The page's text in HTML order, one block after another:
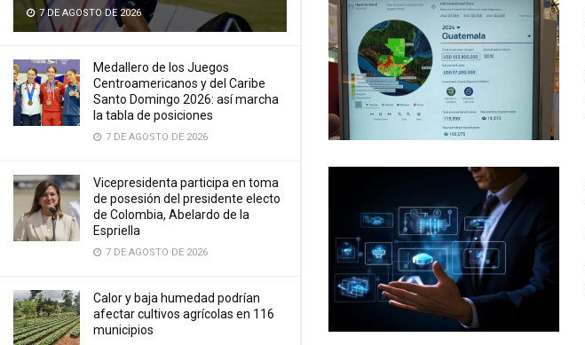
7 DE AGOSTO DE 2026
Medallero de los Juegos
Centroamericanos y del Caribe
Santo Domingo 2026: así marcha
la tabla de posiciones
7 DE AGOSTO DE 2026
Vicepresidenta participa en toma
de posesión del presidente electo
de Colombia, Abelardo de la
Espriella
7 DE AGOSTO DE 2026
Calor y baja humedad podrían
afectar cultivos agrícolas en 116
municipios